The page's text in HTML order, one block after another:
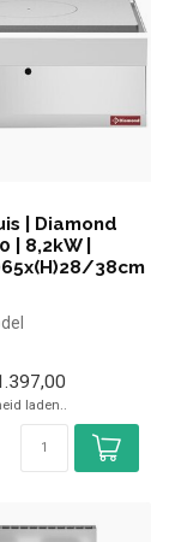
| Diamond
| 8,2kW |
38cm
laden..